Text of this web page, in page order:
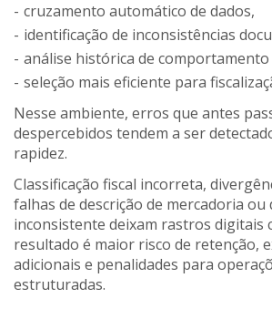
cruzamento automático de dados,
identificação de inconsistências
análise histórica de
seleção mais eficiente para
Nesse ambiente, erros que antes
despercebidos tendem a ser
rapidez.
Classificação fiscal incorreta,
falhas de descrição de mercadoria ou
inconsistente deixam rastros digitais
resultado é maior risco de retenção,
adicionais e penalidades para
estruturadas.